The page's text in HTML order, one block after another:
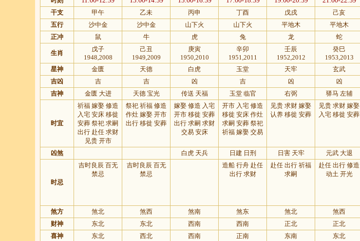
干支
甲午 乙未 丙申 丁酉 戊戌
己亥
五行
沙中金 沙中金 山下火 山下火 平地木
平地木
正冲
鼠 牛 虎 兔 龙 蛇
生肖
戊子
1948,2008
己丑
1949,2009
庚寅
1950,2010
辛卯
1951,2011
壬辰
1952,2012
癸巳
1953,2013
星神
金匮 天德 白虎 玉堂 天牢
玄武
吉凶
吉 吉 凶 吉 凶
凶
吉神
金匮 大进 天德 宝光 传送 天福 玉堂 临官 右弼 驿马 左辅
时宜
祈福 嫁娶 修造
入宅 安床 移徙
安葬 祭祀 求嗣
出行 赴任 求财
见贵 开市
祭祀 祈福 修造
作灶 嫁娶 开市
出行 移徙 安葬
嫁娶 修造 入宅
开市 移徙 安葬
出行 求嗣 求财
交易 安床
开市 入宅 修造
移徙 安床 作灶
求嗣 安葬 祭祀
祈福 嫁娶 交易
见贵 求财 嫁娶
认养 移徙 安葬
见贵 求财 嫁娶
入宅 移徙 安葬
凶煞 白虎 天兵 日建 日刑 日害 天牢 元武 大退
时忌
吉时良辰 百无
禁忌
吉时良辰 百无
禁忌
造船 行舟 赴任
出行 求财
赴任 出行 祈福
求嗣
赴任 出行 修造
动土 开光
煞方 煞北 煞西 煞南 煞东 煞北
煞西
财神
东北 东北 西南 西南 正北
正北
喜神
东北 西北 西南 正南 东南 东北